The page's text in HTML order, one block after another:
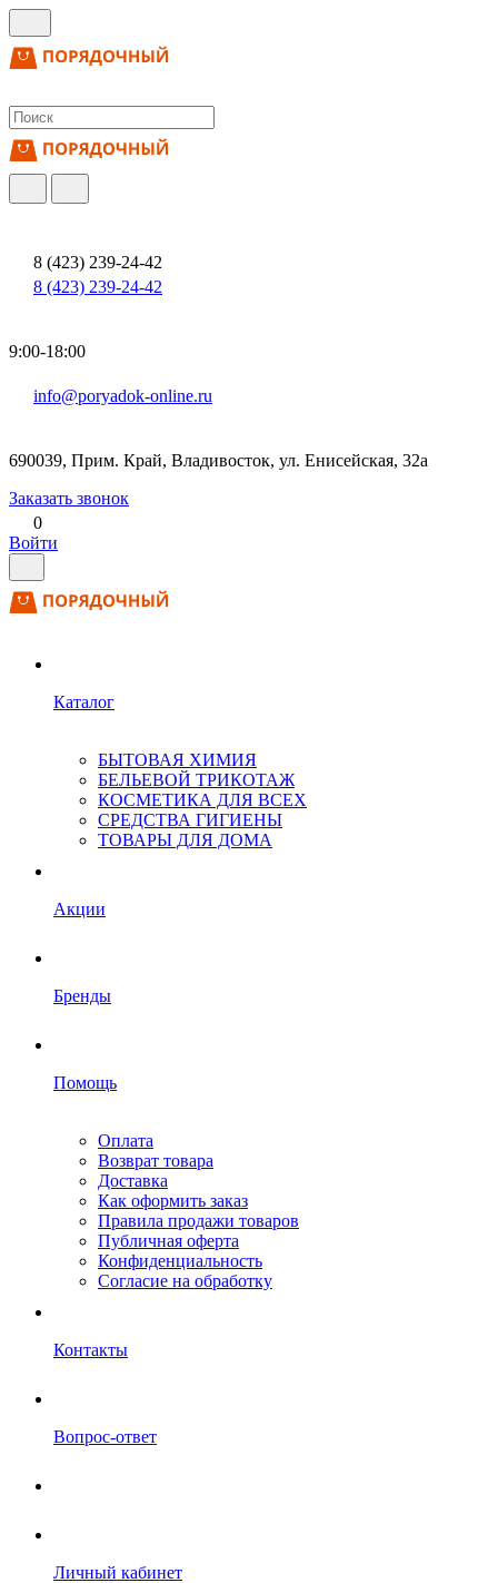
8 (423) 239-24-42
8 (423) 239-24-42
9:00-18:00
info@poryadok-online.ru
690039, Прим. Край, Владивосток, ул. Енисейская, 32а
Заказать звонок
0
Войти
Каталог
БЫТОВАЯ ХИМИЯ
БЕЛЬЕВОЙ ТРИКОТАЖ
КОСМЕТИКА ДЛЯ ВСЕХ
СРЕДСТВА ГИГИЕНЫ
ТОВАРЫ ДЛЯ ДОМА
Акции
Бренды
Помощь
Оплата
Возврат товара
Доставка
Как оформить заказ
Правила продажи товаров
Публичная оферта
Конфиденциальность
Согласие на обработку
Контакты
Вопрос-ответ
Личный кабинет